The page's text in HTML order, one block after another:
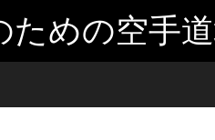
ための空手